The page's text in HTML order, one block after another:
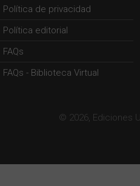
Política de privacidad
Política editorial
FAQs
FAQs - Biblioteca Virtual
© 2026, Ediciones